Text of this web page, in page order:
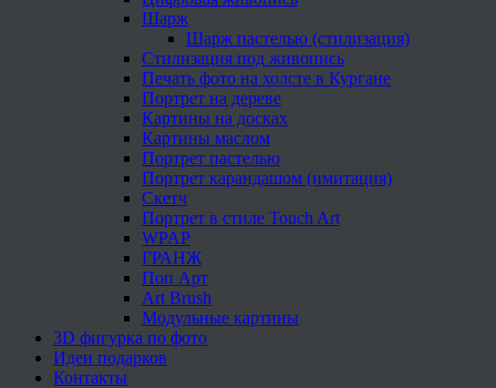
Шарж
Шарж пастелью (стилизация)
Стилизация под живопись
Печать фото на холсте в Кургане
Портрет на дереве
Картины на досках
Картины маслом
Портрет пастелью
Портрет карандашом (имитация)
Скетч
Портрет в стиле Touch Art
WPAP
ГРАНЖ
Поп Арт
Art Brush
Модульные картины
3D фигурка по фото
Идеи подарков
Контакты